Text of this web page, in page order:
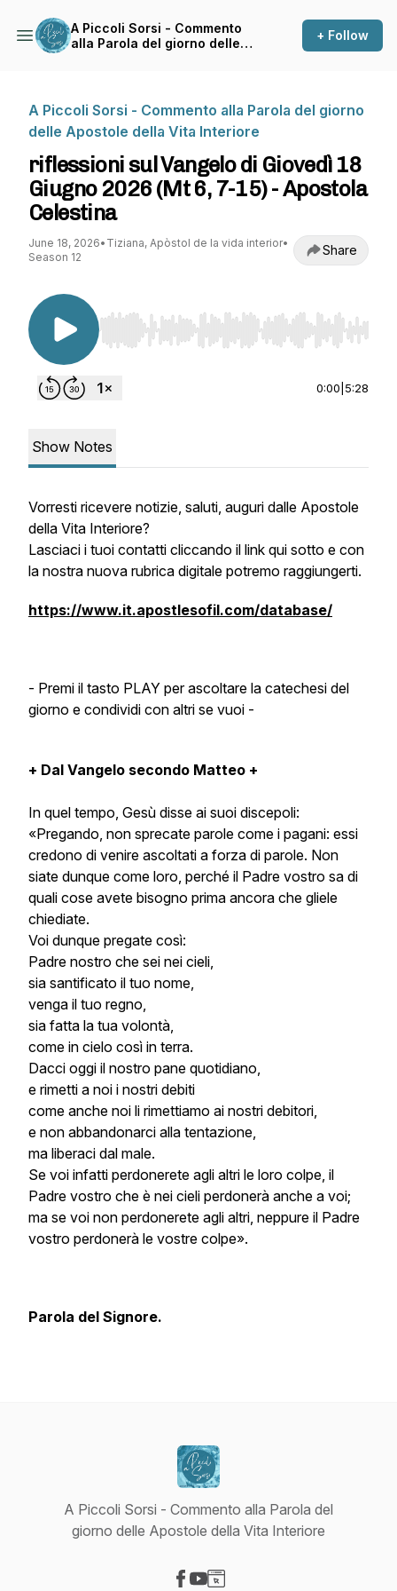
A Piccoli Sorsi - Commento
alla Parola del giorno delle
+ Follow
A Piccoli Sorsi - Commento alla Parola del giorno
delle Apostole della Vita Interiore
riflessioni sul Vangelo di Giovedì 18
Giugno 2026 (Mt 6, 7-15) - Apostola
Celestina
June 18, 2026• Tiziana, Apòstol de la vida interior•
Season 12
Share
Use Left/Right to seek, Home/End to jump to
0:00 5:28
Show Notes
Vorresti ricevere notizie, saluti, auguri dalle Apostole
della Vita Interiore?
Lasciaci i tuoi contatti cliccando il link qui sotto e con
la nostra nuova rubrica digitale potremo raggiungerti.
https://www.it.apostlesofil.com/database/
- Premi il tasto PLAY per ascoltare la catechesi del
giorno e condividi con altri se vuoi -
+ Dal Vangelo secondo Matteo +
In quel tempo, Gesù disse ai suoi discepoli:
«Pregando, non sprecate parole come i pagani: essi
credono di venire ascoltati a forza di parole. Non
siate dunque come loro, perché il Padre vostro sa di
quali cose avete bisogno prima ancora che gliele
chiediate.
Voi dunque pregate così:
Padre nostro che sei nei cieli,
sia santificato il tuo nome,
venga il tuo regno,
sia fatta la tua volontà,
come in cielo così in terra.
Dacci oggi il nostro pane quotidiano,
e rimetti a noi i nostri debiti
come anche noi li rimettiamo ai nostri debitori,
e non abbandonarci alla tentazione,
ma liberaci dal male.
Se voi infatti perdonerete agli altri le loro colpe, il
Padre vostro che è nei cieli perdonerà anche a voi;
ma se voi non perdonerete agli altri, neppure il Padre
vostro perdonerà le vostre colpe».
Parola del Signore.
A Piccoli Sorsi - Commento alla Parola del
giorno delle Apostole della Vita Interiore